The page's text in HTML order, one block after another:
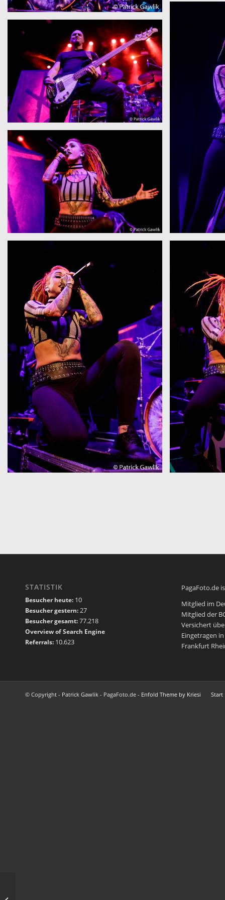
STATISTIK
Besucher heute: 10
Besucher gestern:27
Besucher gesamt:77.218
Overview of Search Engine
Referrals: 10.623
PagaFoto.de
Mitglied im
Mitglied der
Versichert
Eingetragen
Frankfurt
© Copyright - Patrick Gawlik - PagaFoto.de - Enfold Theme by Kriesi Start